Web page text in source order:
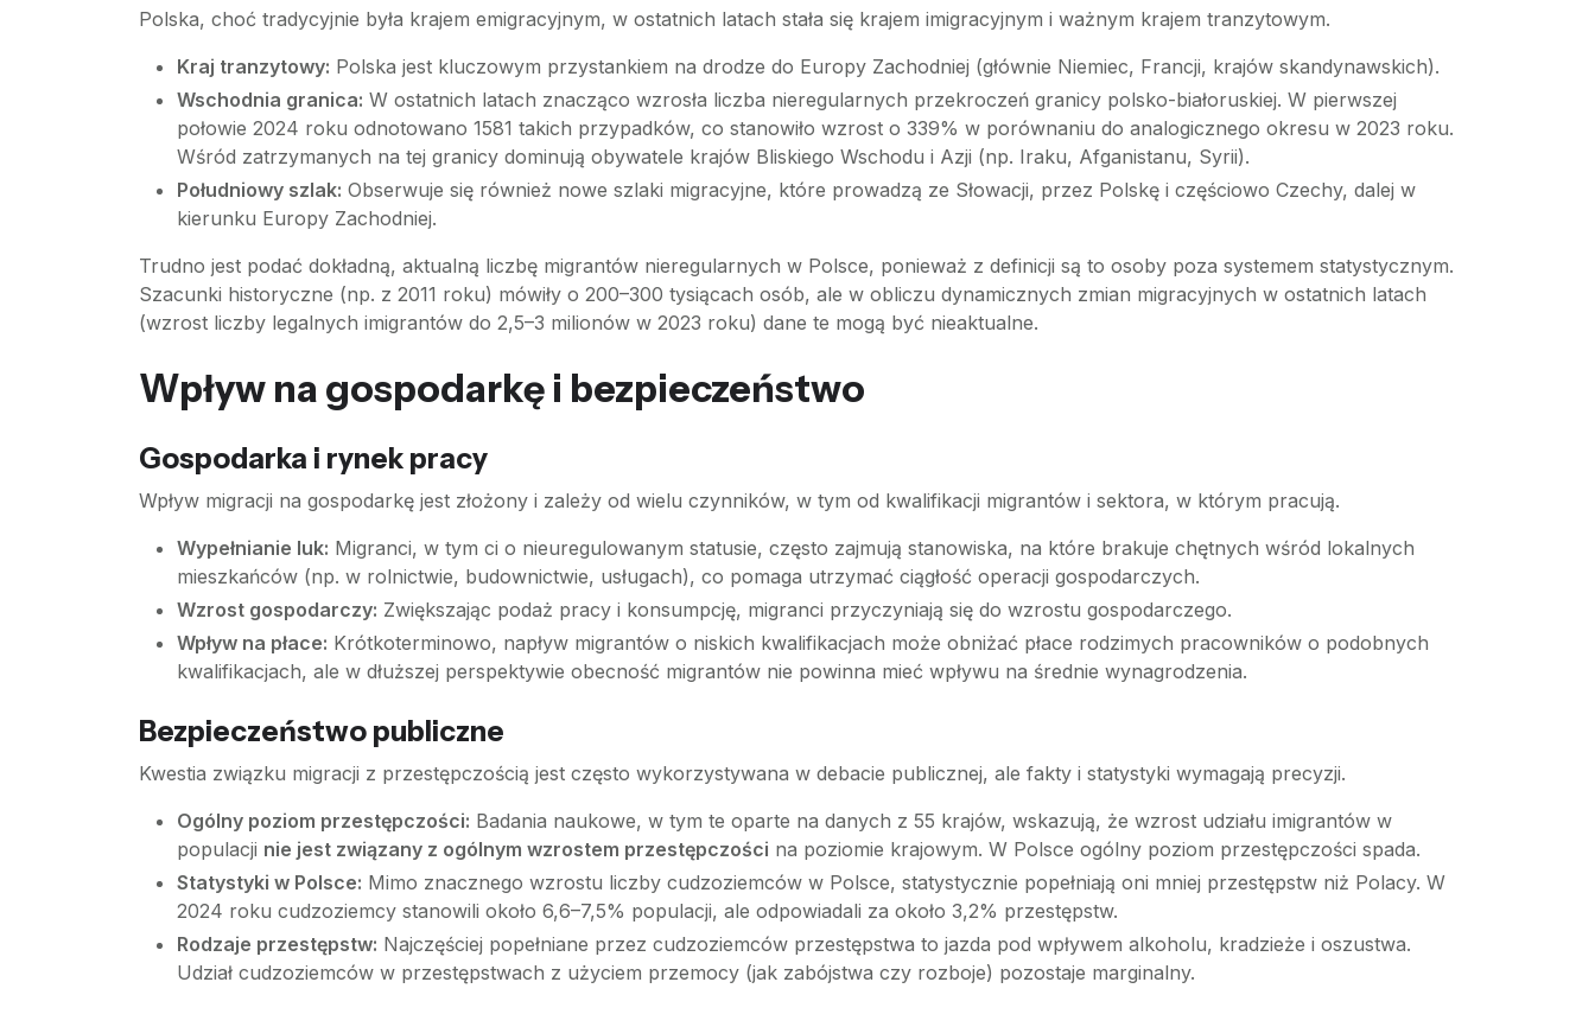
Polska, choć tradycyjnie była krajem emigracyjnym, w ostatnich latach stała się krajem imigracyjnym i ważnym krajem tranzytowym.
Kraj tranzytowy: Polska jest kluczowym przystankiem na drodze do Europy Zachodniej (głównie Niemiec, Francji, krajów skandynawskich).
Wschodnia granica: W ostatnich latach znacząco wzrosła liczba nieregularnych przekroczeń granicy polsko-białoruskiej. W pierwszej
połowie 2024 roku odnotowano 1581 takich przypadków, co stanowiło wzrost o 339% w porównaniu do analogicznego okresu w 2023 roku.
Wśród zatrzymanych na tej granicy dominują obywatele krajów Bliskiego Wschodu i Azji (np. Iraku, Afganistanu, Syrii).
Południowy szlak: Obserwuje się również nowe szlaki migracyjne, które prowadzą ze Słowacji, przez Polskę i częściowo Czechy, dalej w
kierunku Europy Zachodniej.
Trudno jest podać dokładną, aktualną liczbę migrantów nieregularnych w Polsce, ponieważ z definicji są to osoby poza systemem statystycznym.
Szacunki historyczne (np. z 2011 roku) mówiły o 200–300 tysiącach osób, ale w obliczu dynamicznych zmian migracyjnych w ostatnich latach
(wzrost liczby legalnych imigrantów do 2,5–3 milionów w 2023 roku) dane te mogą być nieaktualne.
Wpływ na gospodarkę i bezpieczeństwo
Gospodarka i rynek pracy
Wpływ migracji na gospodarkę jest złożony i zależy od wielu czynników, w tym od kwalifikacji migrantów i sektora, w którym pracują.
Wypełnianie luk: Migranci, w tym ci o nieuregulowanym statusie, często zajmują stanowiska, na które brakuje chętnych wśród lokalnych
mieszkańców (np. w rolnictwie, budownictwie, usługach), co pomaga utrzymać ciągłość operacji gospodarczych.
Wzrost gospodarczy: Zwiększając podaż pracy i konsumpcję, migranci przyczyniają się do wzrostu gospodarczego.
Wpływ na płace: Krótkoterminowo, napływ migrantów o niskich kwalifikacjach może obniżać płace rodzimych pracowników o podobnych
kwalifikacjach, ale w dłuższej perspektywie obecność migrantów nie powinna mieć wpływu na średnie wynagrodzenia.
Bezpieczeństwo publiczne
Kwestia związku migracji z przestępczością jest często wykorzystywana w debacie publicznej, ale fakty i statystyki wymagają precyzji.
Ogólny poziom przestępczości: Badania naukowe, w tym te oparte na danych z 55 krajów, wskazują, że wzrost udziału imigrantów w
populacji nie jest związany z ogólnym wzrostem przestępczości na poziomie krajowym. W Polsce ogólny poziom przestępczości spada.
Statystyki w Polsce: Mimo znacznego wzrostu liczby cudzoziemców w Polsce, statystycznie popełniają oni mniej przestępstw niż Polacy. W
2024 roku cudzoziemcy stanowili około 6,6–7,5% populacji, ale odpowiadali za około 3,2% przestępstw.
Rodzaje przestępstw: Najczęściej popełniane przez cudzoziemców przestępstwa to jazda pod wpływem alkoholu, kradzieże i oszustwa.
Udział cudzoziemców w przestępstwach z użyciem przemocy (jak zabójstwa czy rozboje) pozostaje marginalny.